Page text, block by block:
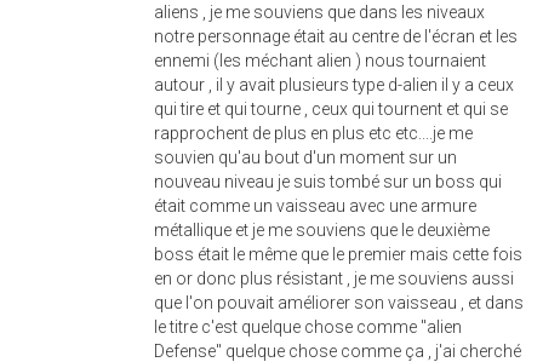
aliens , je me souviens que dans les niveaux
notre personnage était au centre de l'écran et les
ennemi (les méchant alien ) nous tournaient
autour , il y avait plusieurs type d-alien il y a ceux
qui tire et qui tourne , ceux qui tournent et qui se
rapprochent de plus en plus etc etc....je me
souvien qu'au bout d'un moment sur un
nouveau niveau je suis tombé sur un boss qui
était comme un vaisseau avec une armure
métallique et je me souviens que le deuxième
boss était le même que le premier mais cette fois
en or donc plus résistant , je me souviens aussi
que l'on pouvait améliorer son vaisseau , et dans
le titre c'est quelque chose comme "alien
Defense" quelque chose comme ça , j'ai cherché